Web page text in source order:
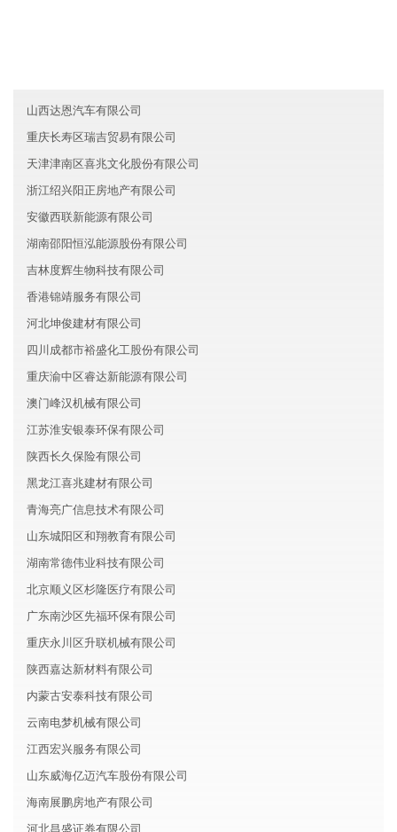
山西达恩汽车有限公司
重庆长寿区瑞吉贸易有限公司
天津津南区喜兆文化股份有限公司
浙江绍兴阳正房地产有限公司
安徽西联新能源有限公司
湖南邵阳恒泓能源股份有限公司
吉林度辉生物科技有限公司
香港锦靖服务有限公司
河北坤俊建材有限公司
四川成都市裕盛化工股份有限公司
重庆渝中区睿达新能源有限公司
澳门峰汉机械有限公司
江苏淮安银泰环保有限公司
陕西长久保险有限公司
黑龙江喜兆建材有限公司
青海亮广信息技术有限公司
山东城阳区和翔教育有限公司
湖南常德伟业科技有限公司
北京顺义区杉隆医疗有限公司
广东南沙区先福环保有限公司
重庆永川区升联机械有限公司
陕西嘉达新材料有限公司
内蒙古安泰科技有限公司
云南电梦机械有限公司
江西宏兴服务有限公司
山东威海亿迈汽车股份有限公司
海南展鹏房地产有限公司
河北昌盛证券有限公司